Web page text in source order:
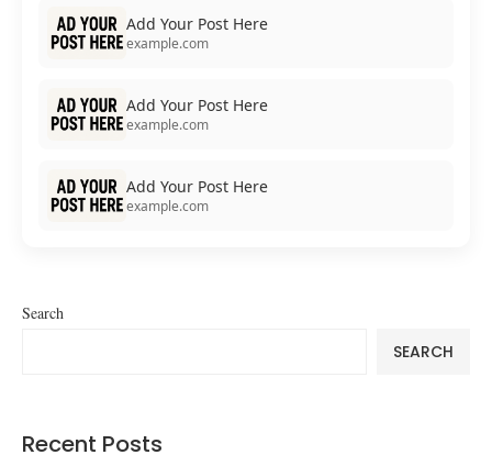
Add Your Post Here
example.com
Add Your Post Here
example.com
Add Your Post Here
example.com
Search
SEARCH
Recent Posts